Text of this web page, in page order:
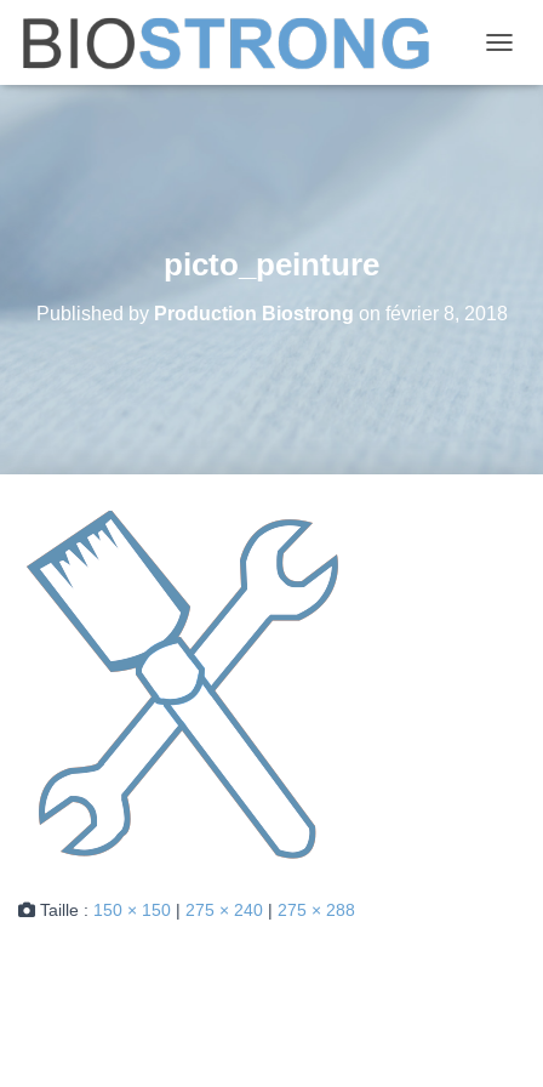
picto_peinture
Published by Production Biostrong on février 8, 2018
Taille : 150 × 150 | 275 × 240 | 275 × 288